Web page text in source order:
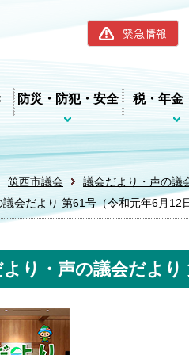
筑西市ホームペ
緊急情報
防災・防犯・安全 税・年金
筑西市議会 議会だより・声の議
会だより 第61号（令和元年6月12
り・声の議会だより